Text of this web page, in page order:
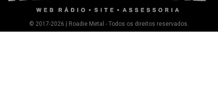
© 2017-2026 | Roadie Metal - Todos os direitos reservados.